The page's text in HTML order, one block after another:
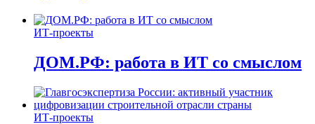
ИТ-проекты
ДОМ.РФ: работа в ИТ со смыслом
ИТ-проекты